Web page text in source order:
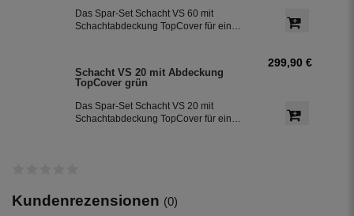
Das Spar-Set Schacht VS 60 mit
Schachtabdeckung TopCover für eine
Schacht VS 20 mit Abdeckung
TopCover grün
Das Spar-Set Schacht VS 20 mit
Schachtabdeckung TopCover für eine
299,90 €
Kundenrezensionen (0)